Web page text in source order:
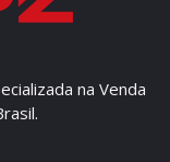
na Venda